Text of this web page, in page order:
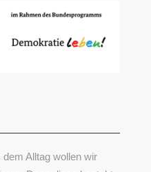
Alltag wollen wir